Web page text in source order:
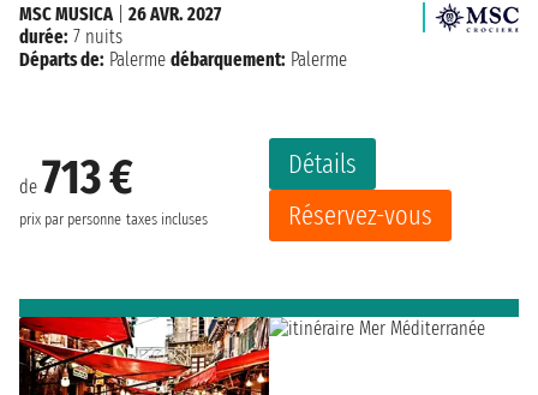
de 713 €
prix par personne taxes incluses
Détails
Réservez-vous
MSC MUSICA| 26 AVR. 2027
durée: 7 nuits
Départs de: Palerme débarquement: Palerme